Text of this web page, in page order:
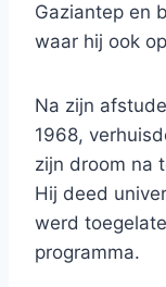
Gaziantep en
waar hij ook
Na zijn
1968,
zijn droom na
Hij deed
werd
programma.